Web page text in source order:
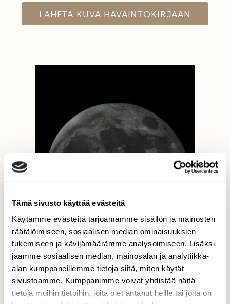
Tämä sivusto käyttää evästeitä
Käytämme evästeitä tarjoamamme sisällön ja mainosten
räätälöimiseen, sosiaalisen median ominaisuuksien
tukemiseen ja kävijämäärämme analysoimiseen. Lisäksi
jaamme sosiaalisen median, mainosalan ja analytiikka-
alan kumppaneillemme tietoja siitä, miten käytät
sivustoamme. Kumppanimme voivat yhdistää näitä
tietoja muihin tietoihin, joita olet antanut heille tai joita on
LÄHETÄ KUVA HAVAINTOKIRJAAN